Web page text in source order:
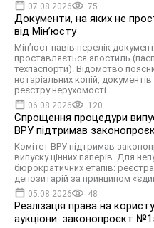
07.08.2026 75
Документи, на яких не
від Мін’юсту
Мін’юст навів перелік
проставляється апостиль
техпаспорти). Відомство
нотаріальних копій,
реєстру нерухомості
06.08.2026 120
Спрощення процедури
ВРУ підтримав
Комітет ВРУ підтримав
випуску цінних паперів. Для
бюрократичних етапів:
депозитарій за принципом
05.08.2026 48
Реалізація права на
аукціони: законопроєкт